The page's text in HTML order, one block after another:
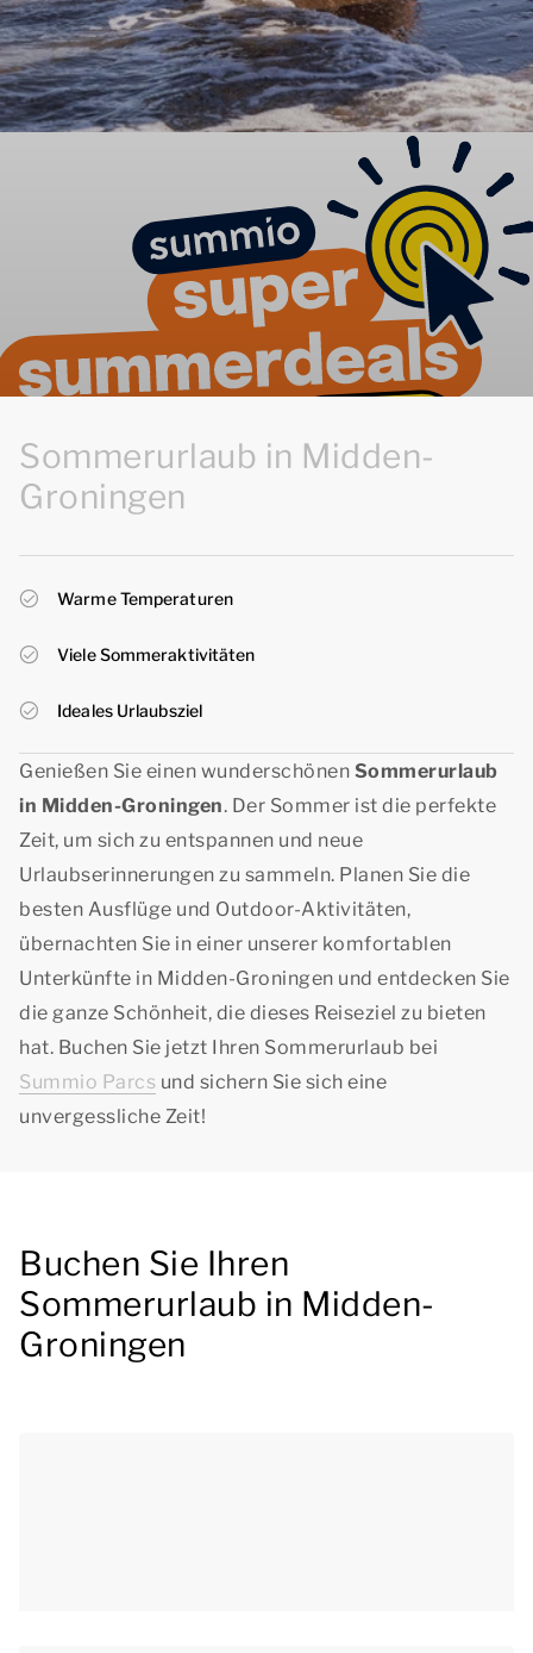
Sommerurlaub in Midden-
Groningen
Warme Temperaturen
Viele Sommeraktivitäten
Ideales Urlaubsziel
Genießen Sie einen wunderschönen Sommerurlaub
in Midden-Groningen. Der Sommer ist die perfekte
Zeit, um sich zu entspannen und neue
Urlaubserinnerungen zu sammeln. Planen Sie die
besten Ausflüge und Outdoor-Aktivitäten,
übernachten Sie in einer unserer komfortablen
Unterkünfte in Midden-Groningen und entdecken Sie
die ganze Schönheit, die dieses Reiseziel zu bieten
hat. Buchen Sie jetzt Ihren Sommerurlaub bei
Summio Parcs und sichern Sie sich eine
unvergessliche Zeit!
Buchen Sie Ihren
Sommerurlaub in Midden-
Groningen